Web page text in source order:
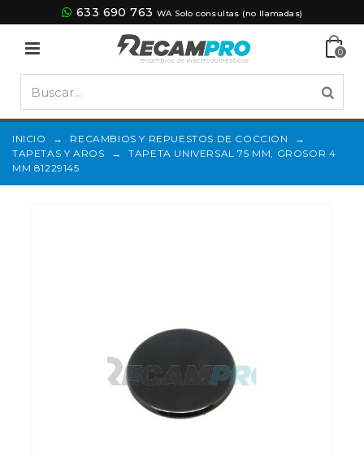
633 690 763 WA Solo consultas (no llamadas)
0
INICIO → RECAMBIOS Y REPUESTOS DE COCCION
→
TAPETAS Y AROS
→
TAPETA UNIVERSAL 75 MM, GROSOR 4
MM 81229145